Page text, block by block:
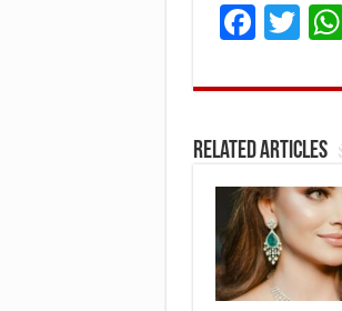
F
ce
o
o
k
T
it
r
Related Articles